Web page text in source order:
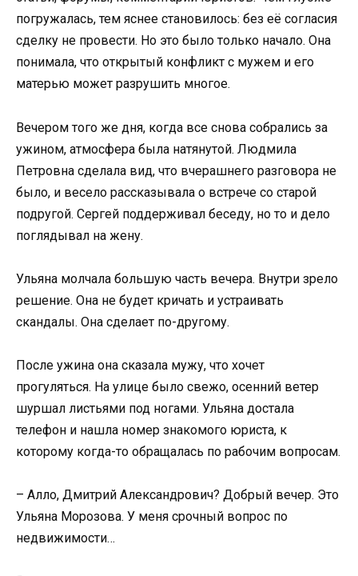
погружалась, тем яснее становилось: без её согласия
сделку не провести. Но это было только начало. Она
понимала, что открытый конфликт с мужем и его
матерью может разрушить многое.
Вечером того же дня, когда все снова собрались за
ужином, атмосфера была натянутой. Людмила
Петровна сделала вид, что вчерашнего разговора не
было, и весело рассказывала о встрече со старой
подругой. Сергей поддерживал беседу, но то и дело
поглядывал на жену.
Ульяна молчала большую часть вечера. Внутри зрело
решение. Она не будет кричать и устраивать
скандалы. Она сделает по-другому.
После ужина она сказала мужу, что хочет
прогуляться. На улице было свежо, осенний ветер
шуршал листьями под ногами. Ульяна достала
телефон и нашла номер знакомого юриста, к
которому когда-то обращалась по рабочим вопросам.
– Алло, Дмитрий Александрович? Добрый вечер. Это
Ульяна Морозова. У меня срочный вопрос по
недвижимости…